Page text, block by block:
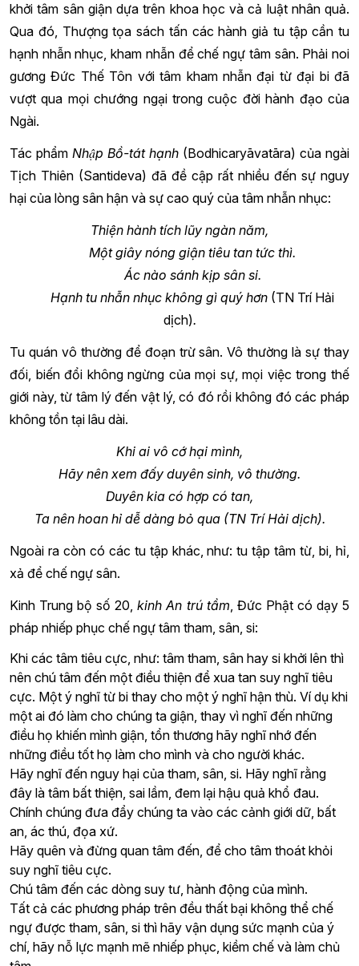
khởi tâm sân giận dựa trên khoa học và cả luật nhân quả.
Qua đó, Thượng tọa sách tấn các hành giả tu tập cần tu
hạnh nhẫn nhục, kham nhẫn để chế ngự tâm sân. Phải noi
gương Đức Thế Tôn với tâm kham nhẫn đại từ đại bi đã
vượt qua mọi chướng ngại trong cuộc đời hành đạo của
Ngài.
Tác phẩm Nhập Bồ-tát hạnh (Bodhicaryāvatāra) của ngài
Tịch Thiên (Santideva) đã đề cập rất nhiều đến sự nguy
hại của lòng sân hận và sự cao quý của tâm nhẫn nhục:
Thiện hành tích lũy ngàn năm,
Một giây nóng giận tiêu tan tức thì.
Ác nào sánh kịp sân si.
Hạnh tu nhẫn nhục không gì quý hơn (TN Trí Hải
dịch).
Tu quán vô thường để đoạn trừ sân. Vô thường là sự thay
đối, biến đổi không ngừng của mọi sự, mọi việc trong thế
giới này, từ tâm lý đến vật lý, có đó rồi không đó các pháp
không tồn tại lâu dài.
Khi ai vô cớ hại mình,
Hãy nên xem đấy duyên sinh, vô thường.
Duyên kia có hợp có tan,
Ta nên hoan hỉ dễ dàng bỏ qua (TN Trí Hải dịch).
Ngoài ra còn có các tu tập khác, như: tu tập tâm từ, bi, hỉ,
xả để chế ngự sân.
Kinh Trung bộ số 20,kinh An trú tầm, Đức Phật có dạy 5
pháp nhiếp phục chế ngự tâm tham, sân, si:
Khi các tâm tiêu cực, như: tâm tham, sân hay si khởi lên thì
nên chú tâm đến một điều thiện để xua tan suy nghĩ tiêu
cực. Một ý nghĩ từ bi thay cho một ý nghĩ hận thù. Ví dụ khi
một ai đó làm cho chúng ta giận, thay vì nghĩ đến những
điều họ khiến mình giận, tổn thương hãy nghĩ nhớ đến
những điều tốt họ làm cho mình và cho người khác.
Hãy nghĩ đến nguy hại của tham, sân, si. Hãy nghĩ rằng
đây là tâm bất thiện, sai lầm, đem lại hậu quả khổ đau.
Chính chúng đưa đẩy chúng ta vào các cảnh giới dữ, bất
an, ác thú, đọa xứ.
Hãy quên và đừng quan tâm đến, để cho tâm thoát khỏi
suy nghĩ tiêu cực.
Chú tâm đến các dòng suy tư, hành động của mình.
Tất cả các phương pháp trên đều thất bại không thể chế
ngự được tham, sân, si thì hãy vận dụng sức mạnh của ý
chí, hãy nỗ lực mạnh mẽ nhiếp phục, kiềm chế và làm chủ